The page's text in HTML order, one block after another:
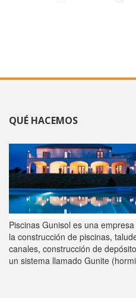
QUÉ HACEMOS
Piscinas Gunisol es una
la construcción de piscinas,
canales, construcción de
un sistema llamado Gunite